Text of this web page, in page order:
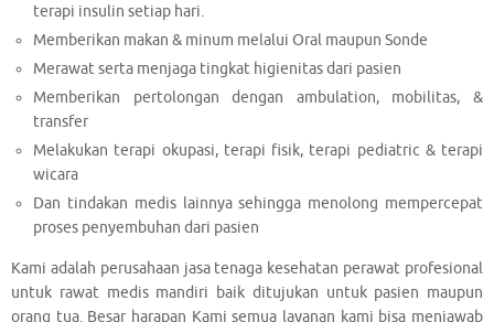
terapi insulin setiap hari.
Memberikan makan & minum melalui Oral maupun Sonde
Merawat serta menjaga tingkat higienitas dari pasien
Memberikan pertolongan dengan ambulation, mobilitas, &
transfer
Melakukan terapi okupasi, terapi fisik, terapi pediatric & terapi
wicara
Dan tindakan medis lainnya sehingga menolong mempercepat
proses penyembuhan dari pasien
Kami adalah perusahaan jasa tenaga kesehatan perawat profesional
untuk rawat medis mandiri baik ditujukan untuk pasien maupun
orang tua. Besar harapan Kami semua layanan kami bisa menjawab